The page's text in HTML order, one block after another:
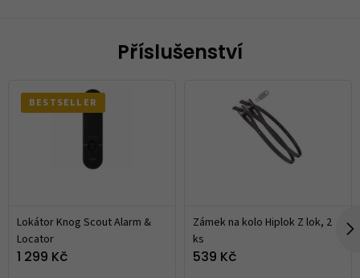
Příslušenství
BESTSELLER
Lokátor Knog Scout Alarm &
Locator
1 299 Kč
Zámek na kolo Hiplok Z lok, 2
ks
539 Kč